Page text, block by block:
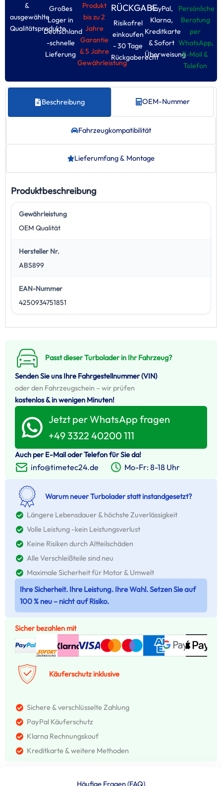
&
ausgewählte
Qualitätsprodukte
Großes
Loger in
Deutschland
-schnelle
Lieferung
Produkt
bis zu 2
Jahre
Garantie
& 5 Jahre
Gewährleistung
RÜCKGABE
Risikofrel
einkoufen
- 30 Tage
Rückgaberecht
PayPal,
Klarna,
Kreditkarte
& Sofort
Überweisung
Persönliche
Beratung
per
WhatsApp,
E-Moil &
Tolefon
Beschreibung OEM-Nummer
Fahrzeug­kompatibilität
Lieferumfang & Montage
Produktbeschreibung
Gewährleistung
OEM Qualität
Hersteller Nr.
ABS899
EAN-Nummer
4250934751851
Passt dieser Turbolader in Ihr Fahrzeug?
Senden Sie uns Ihre Fahrgestellnummer (VIN)
oder den Fahrzeugschein – wir prüfen
kostenlos & in wenigen Minuten!
Jetzt per WhatsApp fragen
+49 3322 40200 111
Auch per E-Mail oder Telefon für Sie da!
info@timetec24.de Mo-Fr: 8-18 Uhr
Warum neuer Turbolader statt instandgesetzt?
Längere Lebensdauer & höchste Zuverlässigkeit
Volle Leistung -kein Leistungsverlust
Keine Risiken durch Altteilschäden
Alle Verschleißteile sind neu
Maximale Sicherheit für Motor & Umwelt
Ihre Sicherheit. Ihre Leistung. Ihre Wahl. Setzen Sie auf
100 % neu – nicht auf Risiko.
Sicher bezahlen mit
Käuferschutz inklusive
Sichere & verschlüsselte Zahlung
PayPal Käuferschutz
Klarna Rechnungskouf
Kreditkarte & weitere Methoden
Häufige Fragen (FAQ)